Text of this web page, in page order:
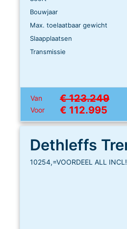
Bouwjaar
Max. toelaatbaar gewicht
Slaapplaatsen
Transmissie
Van € 123.249
Voor € 112.995
10254,=VOORDEEL ALL INCL!